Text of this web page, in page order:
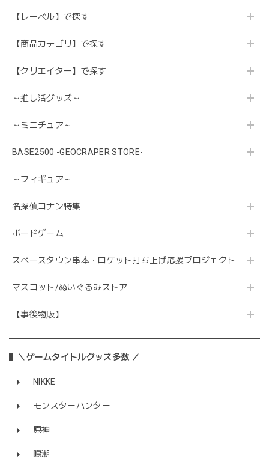
【レーベル】で探す
【商品カテゴリ】で探す
【クリエイター】で探す
～推し活グッズ～
～ミニチュア～
BASE2500 -GEOCRAPER STORE-
～フィギュア～
名探偵コナン特集
ボードゲーム
スペースタウン串本・ロケット打ち上げ応援プロジェクト
マスコット/ぬいぐるみストア
【事後物販】
＼ゲームタイトルグッズ多数 ／
NIKKE
モンスターハンター
原神
鳴潮